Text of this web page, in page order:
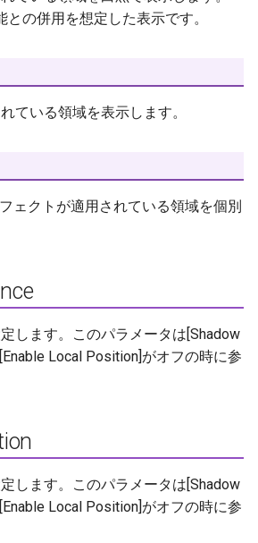
との併用を想定した表示です。
ている領域を表示します。
ェクトが適用されている領域を個別
します。このパラメータは[Shadow
Local Position]がオフの時に参
します。このパラメータは[Shadow
Local Position]がオフの時に参